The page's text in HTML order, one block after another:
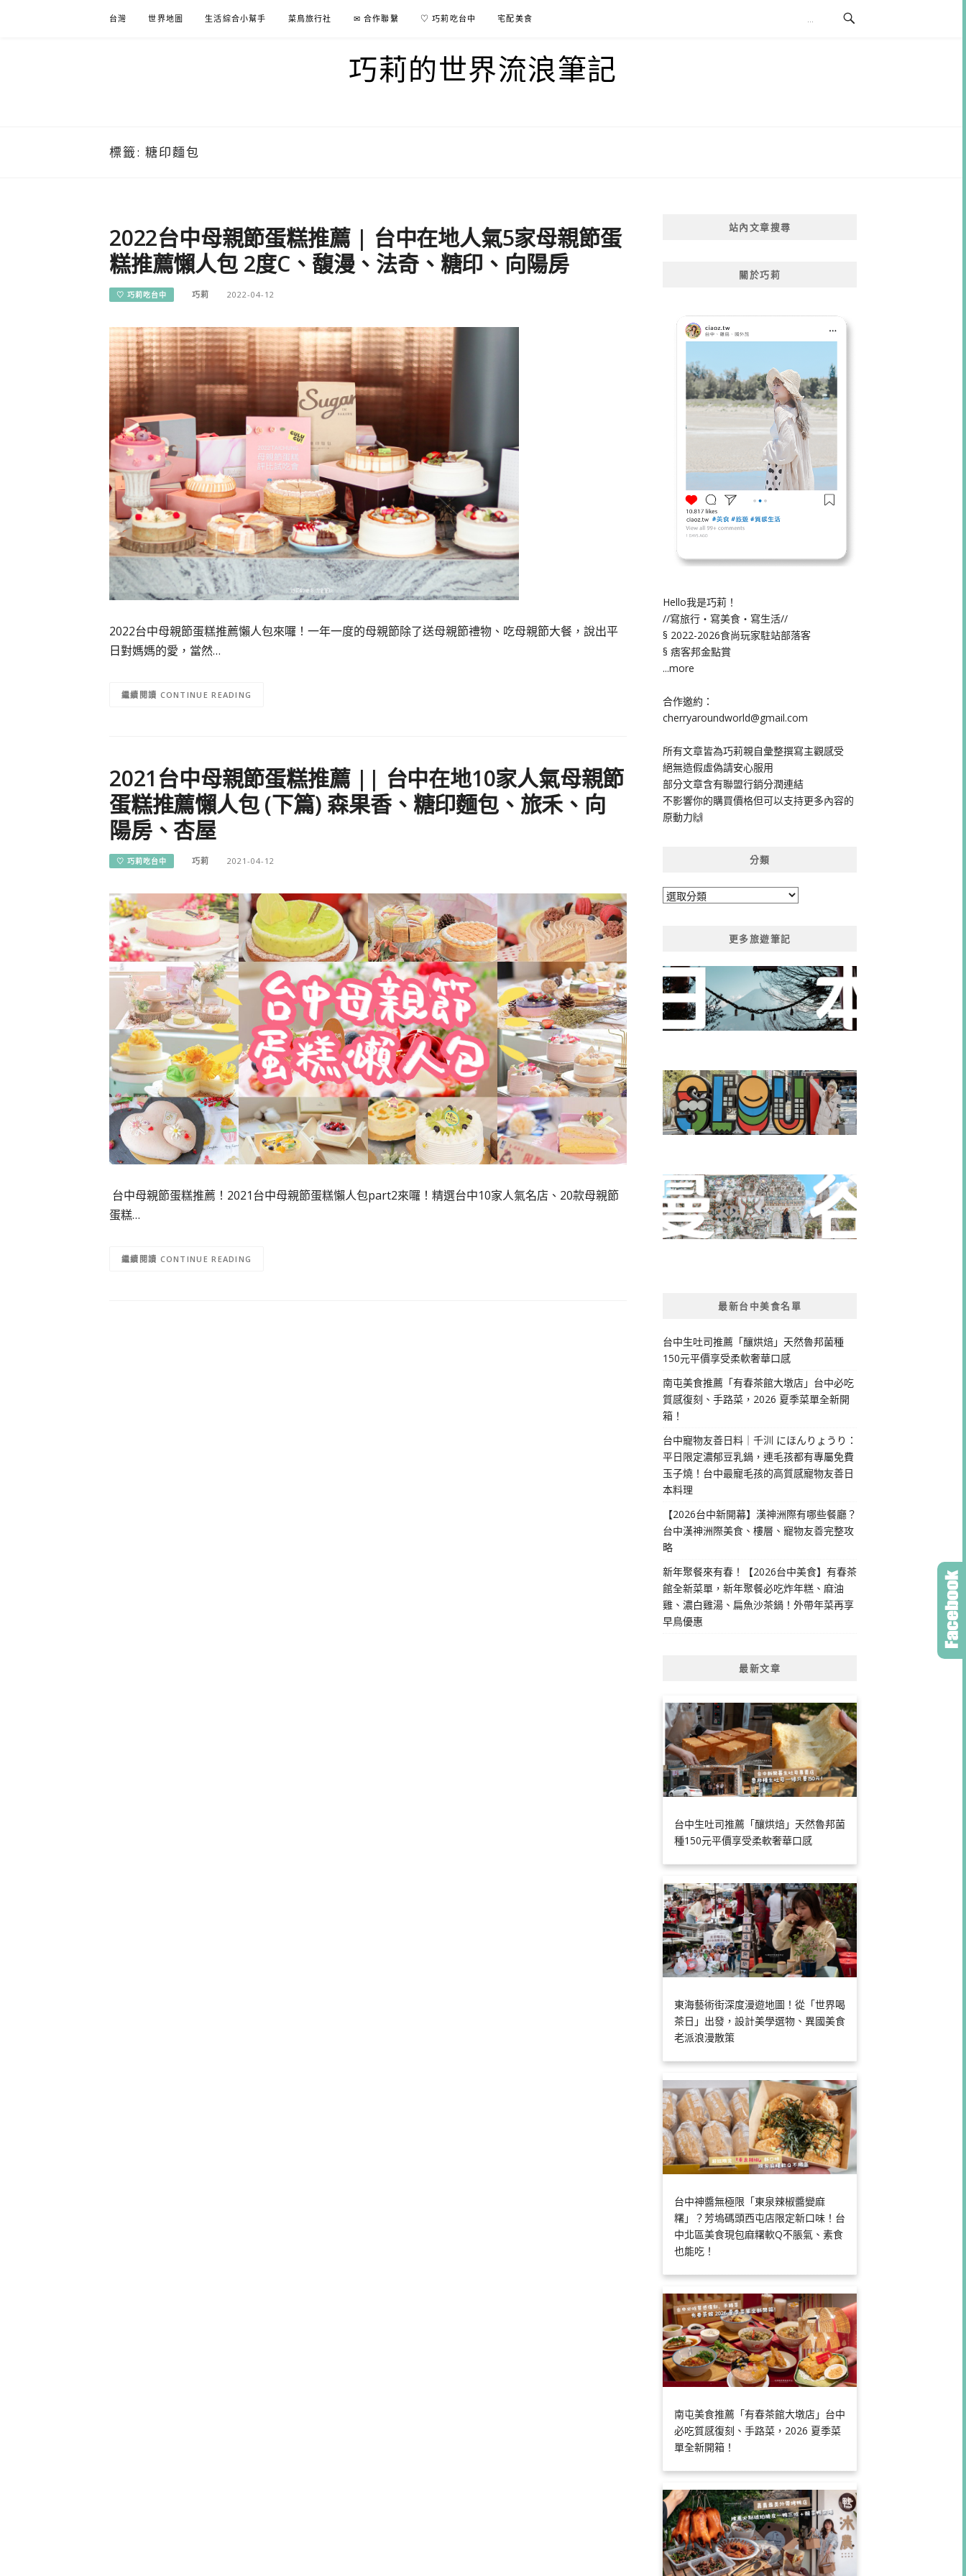
台灣 世界地圖 生活綜合小幫手 菜鳥旅行社 ✉ 合作聯繫 ♡ 巧莉吃台中 宅配美食
巧莉的世界流浪筆記
標籤: 糖印麵包
2022台中母親節蛋糕推薦 | 台中在地人氣5家母親節蛋
糕推薦懶人包 2度C、馥漫、法奇、糖印、向陽房
♡ 巧莉吃台中 巧莉 2022-04-12
2022台中母親節蛋糕推薦懶人包來囉！一年一度的母親節除了送母親節禮物、吃母親節大餐，說出平
日對媽媽的愛，當然…
CONTINUE READING
2021台中母親節蛋糕推薦 || 台中在地10家人氣母親節
蛋糕推薦懶人包 (下篇) 森果香、糖印麵包、旅禾、向
陽房、杏屋
♡ 巧莉吃台中 巧莉 2021-04-12
​​ 台中母親節蛋糕推薦！2021台中母親節蛋糕懶人包part2來囉！精選台中10家人氣名店、20款母親節
蛋糕…
CONTINUE READING
站內文章搜尋
關於巧莉
Hello我是巧莉！
//寫旅行・寫美食・寫生活//
§ 2022-2026食尚玩家駐站部落客
§ 痞客邦金點賞
...more
合作邀約：
cherryaroundworld@gmail.com
所有文章皆為巧莉親自彙整撰寫主觀感受
絕無造假虛偽請安心服用
部分文章含有聯盟行銷分潤連結
不影響你的購買價格但可以支持更多內容的
原動力🙌
分類
分
更多旅遊筆記
最新台中美食名單
台中生吐司推薦「釀烘焙」天然魯邦菌種
150元平價享受柔軟奢華口感
南屯美食推薦「有春茶館大墩店」台中必吃
質感復刻、手路菜，2026 夏季菜單全新開
箱！
台中寵物友善日料｜千汌 にほんりょうり：
平日限定濃郁豆乳鍋，連毛孩都有專屬免費
玉子燒！台中最寵毛孩的高質感寵物友善日
本料理
【2026台中新開幕】漢神洲際有哪些餐廳？
台中漢神洲際美食、樓層、寵物友善完整攻
略
新年聚餐來有春！【2026台中美食】有春茶
館全新菜單，新年聚餐必吃炸年糕、麻油
雞、濃白雞湯、扁魚沙茶鍋！外帶年菜再享
早鳥優惠
最新文章
台中生吐司推薦「釀烘焙」天然魯邦菌
種150元平價享受柔軟奢華口感
東海藝術街深度漫遊地圖！從「世界喝
茶日」出發，設計美學選物、異國美食
老派浪漫散策
台中神醬無極限「東泉辣椒醬變麻
糬」？芳塢碼頭西屯店限定新口味！台
中北區美食現包麻糬軟Q不脹氣、素食
也能吃！
南屯美食推薦「有春茶館大墩店」台中
必吃質感復刻、手路菜，2026 夏季菜
單全新開箱！